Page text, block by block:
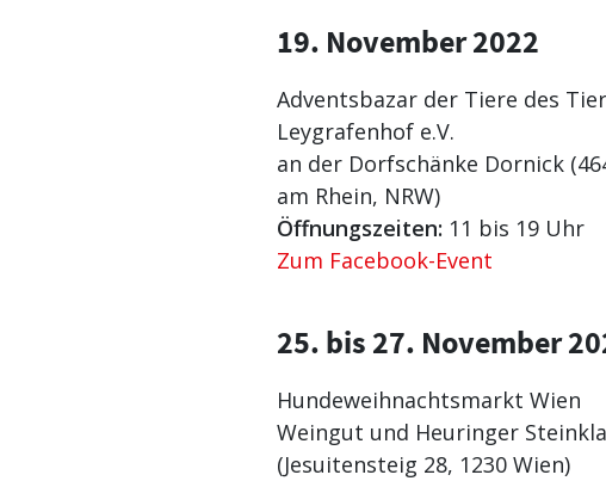
19. November 2022
Adventsbazar der Tiere des
Leygrafenhof e.V.
an der Dorfschänke Dornick
am Rhein, NRW)
Öffnungszeiten: 11 bis 19 Uhr
Zum Facebook-Event
25. bis 27. November
Hundeweihnachtsmarkt Wien
Weingut und Heuringer
(Jesuitensteig 28, 1230 Wien)